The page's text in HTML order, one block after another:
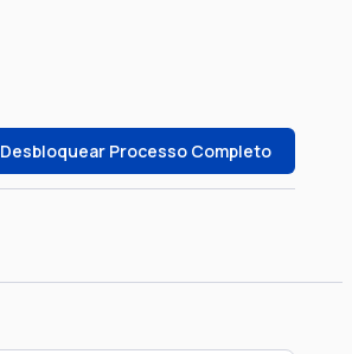
Desbloquear Processo Completo